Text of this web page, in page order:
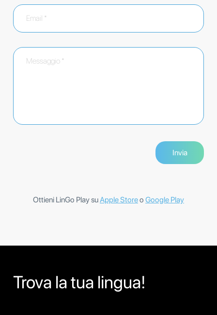
Ottieni LinGo Play suApple Storeo Google Play
Trova la tua lingua!